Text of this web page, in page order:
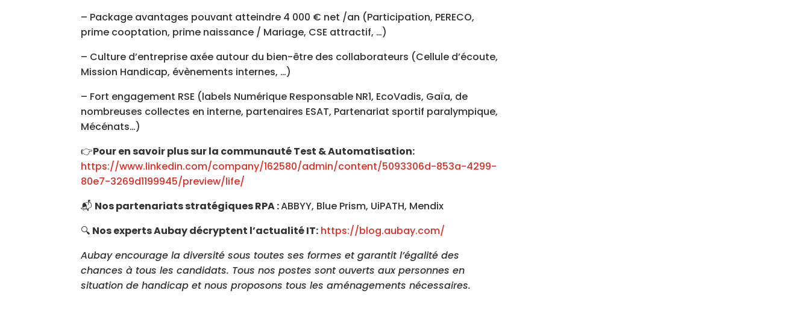
– Package avantages pouvant atteindre 4 000 € net /an (Participation, PERECO,
prime cooptation, prime naissance / Mariage, CSE attractif, …)
– Culture d’entreprise axée autour du bien-être des collaborateurs (Cellule d’écoute,
Mission Handicap, évènements internes, …)
– Fort engagement RSE (labels Numérique Responsable NR1, EcoVadis, Gaïa, de
nombreuses collectes en interne, partenaires ESAT, Partenariat sportif paralympique,
Mécénats…)
👉Pour en savoir plus sur la communauté Test & Automatisation:
https://www.linkedin.com/company/162580/admin/content/5093306d-853a-4299-
80e7-3269d1199945/preview/life/
📬 Nos partenariats stratégiques RPA :ABBYY, Blue Prism, UiPATH, Mendix
🔍 Nos experts Aubay décryptent l’actualité IT: https://blog.aubay.com/
Aubay encourage la diversité sous toutes ses formes et garantit l’égalité des
chances à tous les candidats. Tous nos postes sont ouverts aux personnes en
situation de handicap et nous proposons tous les aménagements nécessaires.